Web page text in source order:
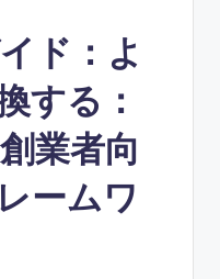
ド：よ
する：
業者向
ームワ